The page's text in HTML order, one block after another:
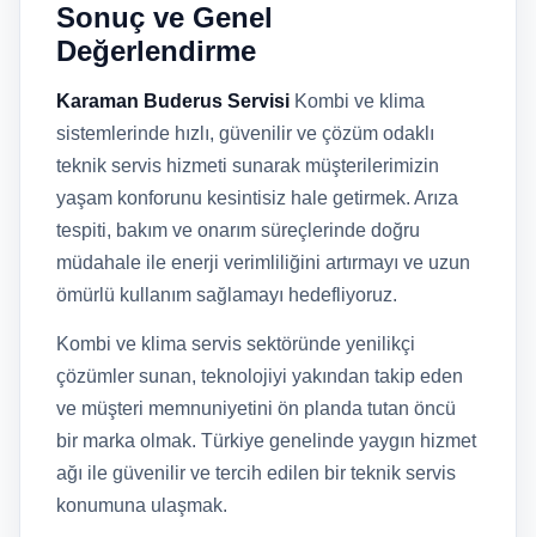
Sonuç ve Genel
Değerlendirme
Karaman Buderus Servisi Kombi ve klima
sistemlerinde hızlı, güvenilir ve çözüm odaklı
teknik servis hizmeti sunarak müşterilerimizin
yaşam konforunu kesintisiz hale getirmek. Arıza
tespiti, bakım ve onarım süreçlerinde doğru
müdahale ile enerji verimliliğini artırmayı ve uzun
ömürlü kullanım sağlamayı hedefliyoruz.
Kombi ve klima servis sektöründe yenilikçi
çözümler sunan, teknolojiyi yakından takip eden
ve müşteri memnuniyetini ön planda tutan öncü
bir marka olmak. Türkiye genelinde yaygın hizmet
ağı ile güvenilir ve tercih edilen bir teknik servis
konumuna ulaşmak.